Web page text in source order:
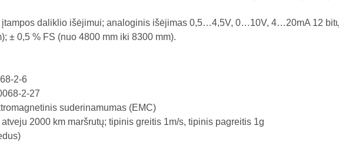
daliklio išėjimui; analoginis išėjimas 0,5…4,5V, 0…10V, 4…20mA 12
± 0,5 % FS (nuo 4800 mm iki 8300 mm).
2-6
2-27
suderinamumas (EMC)
2000 km maršrutų; tipinis greitis 1m/s, tipinis pagreitis 1g